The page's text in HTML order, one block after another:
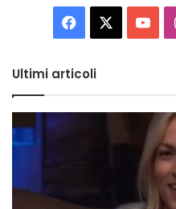
Facebook You
Ultimi articoli